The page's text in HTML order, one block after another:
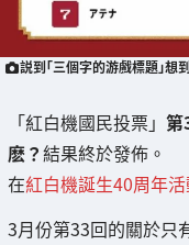
説到「三個字的游戲標題」想
「紅白機國民投票」 第
麽？結果終於發佈。
在紅白機誕生40周年
3月份第33回的關於只